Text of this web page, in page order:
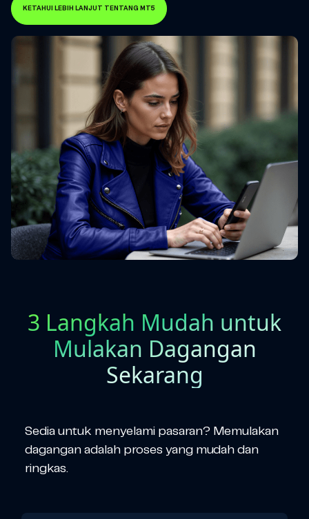
KETAHUI LEBIH LANJUT TENTANG MT5
3 Langkah Mudah untuk
Mulakan Dagangan
Sekarang
Sedia untuk menyelami pasaran? Memulakan
dagangan adalah proses yang mudah dan
ringkas.